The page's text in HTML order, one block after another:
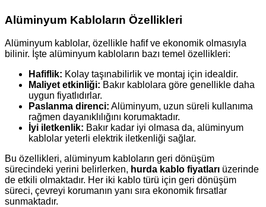
Alüminyum Kabloların Özellikleri
Alüminyum kablolar, özellikle hafif ve ekonomik olmasıyla
bilinir. İşte alüminyum kabloların bazı temel özellikleri:
Hafiflik: Kolay taşınabilirlik ve montaj için idealdir.
Maliyet etkinliği: Bakır kablolara göre genellikle daha
uygun fiyatlıdırlar.
Paslanma direnci: Alüminyum, uzun süreli kullanıma
rağmen dayanıklılığını korumaktadır.
İyi iletkenlik: Bakır kadar iyi olmasa da, alüminyum
kablolar yeterli elektrik iletkenliği sağlar.
Bu özellikleri, alüminyum kabloların geri dönüşüm
sürecindeki yerini belirlerken, hurda kablo fiyatları üzerinde
de etkili olmaktadır. Her iki kablo türü için geri dönüşüm
süreci, çevreyi korumanın yanı sıra ekonomik fırsatlar
sunmaktadır.